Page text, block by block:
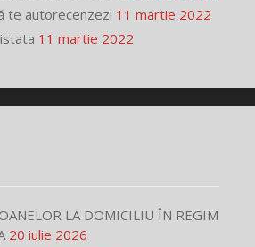
te autorecenzezi 11 martie 2022
11 martie 2022
LA DOMICILIU ÎN REGIM
20 iulie 2026